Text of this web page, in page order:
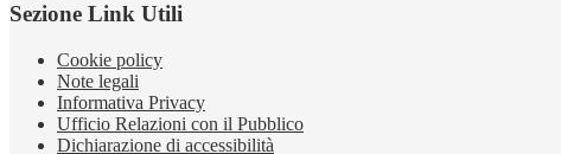
Sezione Link Utili
Cookie policy
Note legali
Informativa Privacy
Ufficio Relazioni con il Pubblico
Dichiarazione di accessibilità